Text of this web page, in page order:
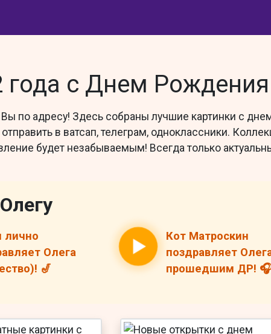
года с Днем Рождения
по адресу! Здесь собраны лучшие картинки с
в ватсап, телеграм, одноклассники.
будет незабываемым! Всегда только
лично
Олега
🎷
Кот Матроскин
поздравляет
прошедшим ДР! 🎧